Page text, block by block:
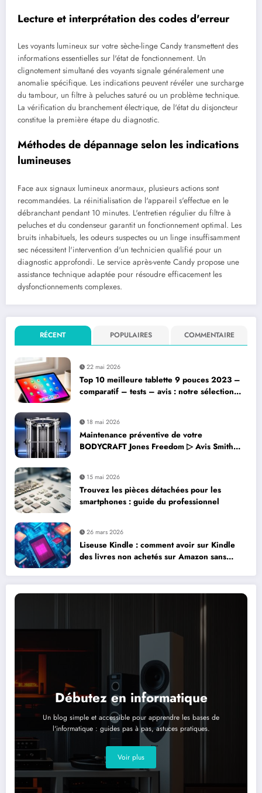
Lecture et interprétation des codes d'erreur
Les voyants lumineux sur votre sèche-linge Candy transmettent des
informations essentielles sur l'état de fonctionnement. Un
clignotement simultané des voyants signale généralement une
anomalie spécifique. Les indications peuvent révéler une surcharge
du tambour, un filtre à peluches saturé ou un problème technique.
La vérification du branchement électrique, de l'état du disjoncteur
constitue la première étape du diagnostic.
Méthodes de dépannage selon les indications
lumineuses
Face aux signaux lumineux anormaux, plusieurs actions sont
recommandées. La réinitialisation de l'appareil s'effectue en le
débranchant pendant 10 minutes. L'entretien régulier du filtre à
peluches et du condenseur garantit un fonctionnement optimal. Les
bruits inhabituels, les odeurs suspectes ou un linge insuffisamment
sec nécessitent l'intervention d'un technicien qualifié pour un
diagnostic approfondi. Le service après-vente Candy propose une
assistance technique adaptée pour résoudre efficacement les
dysfonctionnements complexes.
RÉCENT POPULAIRES COMMENTAIRE
22 mai 2026
Top 10 meilleure tablette 9 pouces 2023 –
comparatif – tests – avis : notre sélection
18 mai 2026
Maintenance préventive de votre
BODYCRAFT Jones Freedom ▷ Avis Smith
15 mai 2026
Trouvez les pièces détachées pour les
smartphones : guide du professionnel
26 mars 2026
Liseuse Kindle : comment avoir sur Kindle
des livres non achetés sur Amazon sans
Débutez en informatique
Un blog simple et accessible pour apprendre les bases de
l'informatique : guides pas à pas, astuces pratiques.
Voir plus